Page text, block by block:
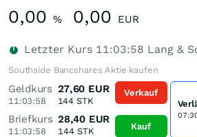
0,00 % 0,00 EUR
Letzter Kurs 11:03:58 Lang &
Southside Bancshares Aktie kaufen
Geldkurs
11:03:58
27,60 EUR
144 STK
Briefkurs
11:03:58
28,40 EUR
144STK
Verkauf
Kauf